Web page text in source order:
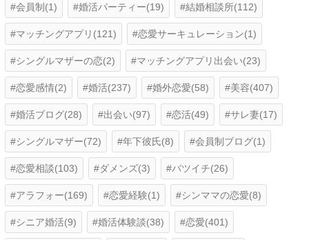
会員制(1) 婚活パーティー(19) 結婚相談所(112)
マッチングアプリ(121) 恋愛サーキュレーション(1)
シングルマザーの恋(2) マッチングアプリ出会い(23)
恋愛感情(2) 婚活(237) 婚外恋愛(58) 美容(407)
婚活ブログ(28) 出会い(97) 恋活(49) サレ妻(17)
シングルマザー(72) 年下彼氏(8) 会員制ブログ(1)
恋愛相談(103) ダメンズ(3) バツイチ(26)
アラフォー(169) 恋愛経験(1) シンママの恋愛(8)
シニア婚活(9) 婚活体験談(38) 恋愛(401)